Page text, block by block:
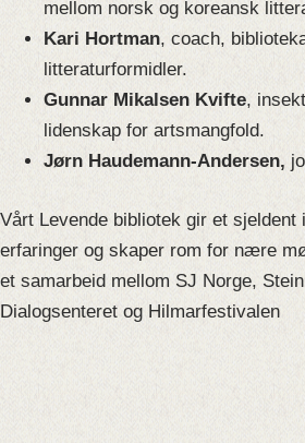
mellom norsk og koreansk
Kari Hortman, coach,
litteraturformidler.
Gunnar Mikalsen Kvifte,
lidenskap for artsmangfold.
Jørn Haudemann-Andersen,
Vårt Levende bibliotek gir et sjeldent
erfaringer og skaper rom for nære
et samarbeid mellom SJ Norge,
Dialogsenteret og Hilmarfestivalen